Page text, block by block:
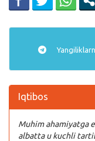
Iqtibos
Muhim ahamiyatga
albatta u kuchli